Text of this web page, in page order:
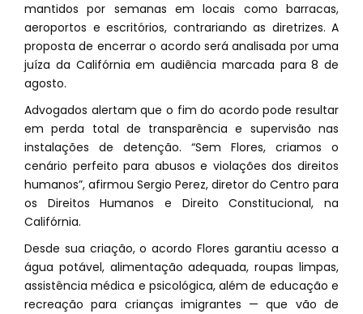
mantidos por semanas em locais como barracas,
aeroportos e escritórios, contrariando as diretrizes. A
proposta de encerrar o acordo será analisada por uma
juíza da Califórnia em audiência marcada para 8 de
agosto.
Advogados alertam que o fim do acordo pode resultar
em perda total de transparência e supervisão nas
instalações de detenção. “Sem Flores, criamos o
cenário perfeito para abusos e violações dos direitos
humanos”, afirmou Sergio Perez, diretor do Centro para
os Direitos Humanos e Direito Constitucional, na
Califórnia.
Desde sua criação, o acordo Flores garantiu acesso a
água potável, alimentação adequada, roupas limpas,
assistência médica e psicológica, além de educação e
recreação para crianças imigrantes — que vão de